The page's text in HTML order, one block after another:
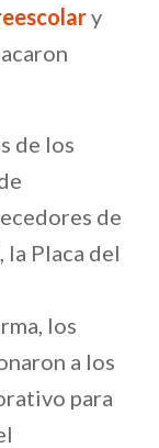
y
de los
de
la Placa del
los
a los
para